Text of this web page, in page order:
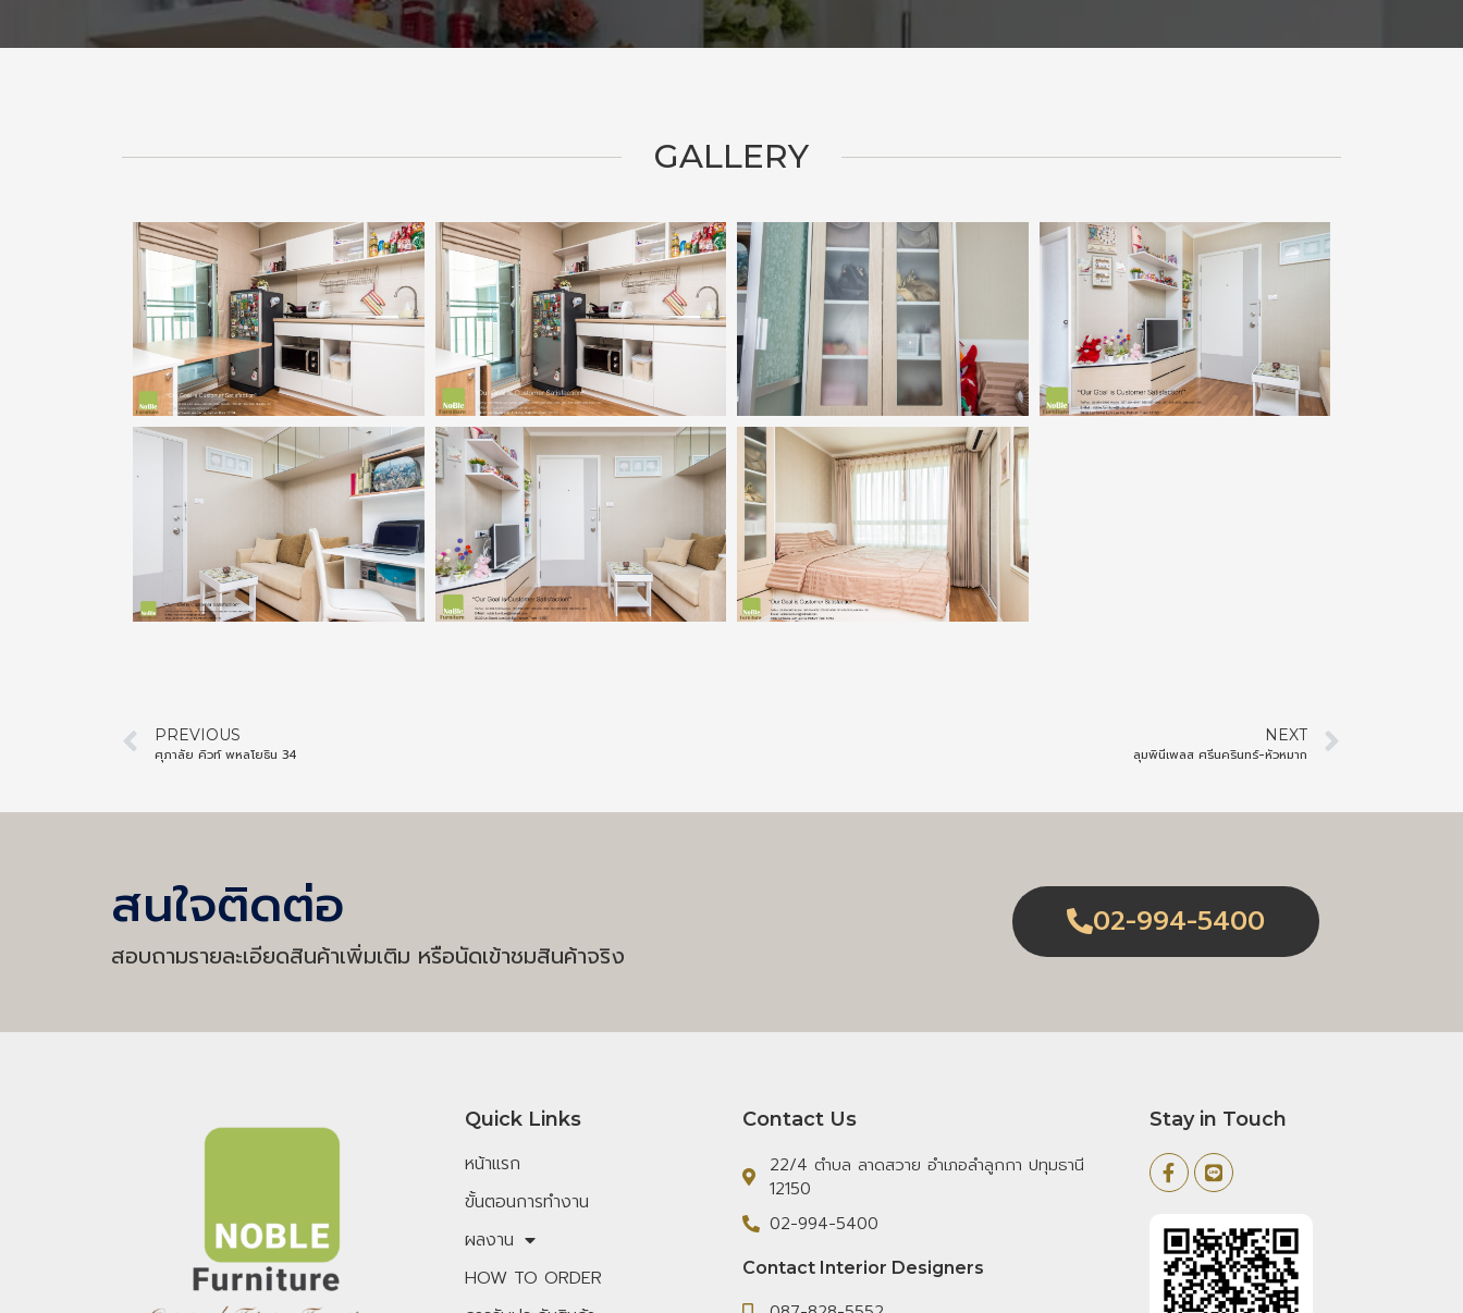
GALLERY
PREVIOUS
ศุภาลัย คิวท์ พหลโยธิน 34
NEXT
ลุมพินีเพลส ศรีนครินทร์-หัวหมาก
สนใจติดต่อ
สอบถามรายละเอียดสินค้าเพิ่มเติม หรือนัดเข้าชมสินค้าจริง
02-994-5400
Quick Links
หน้าแรก
ขั้นตอนการทำงาน
ผลงาน
HOW TO ORDER
Contact Us
22/4 ตำบล ลาดสวาย อำเภอลำลูกกา ปทุมธานี
12150
02-994-5400
Contact Interior Designers
Stay in Touch